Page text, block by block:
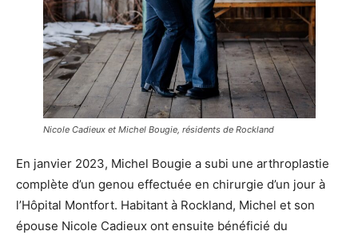
Nicole Cadieux et Michel Bougie, résidents de Rockland
En janvier 2023, Michel Bougie a subi une arthroplastie
complète d’un genou effectuée en chirurgie d’un jour à
l’Hôpital Montfort. Habitant à Rockland, Michel et son
épouse Nicole Cadieux ont ensuite bénéficié du